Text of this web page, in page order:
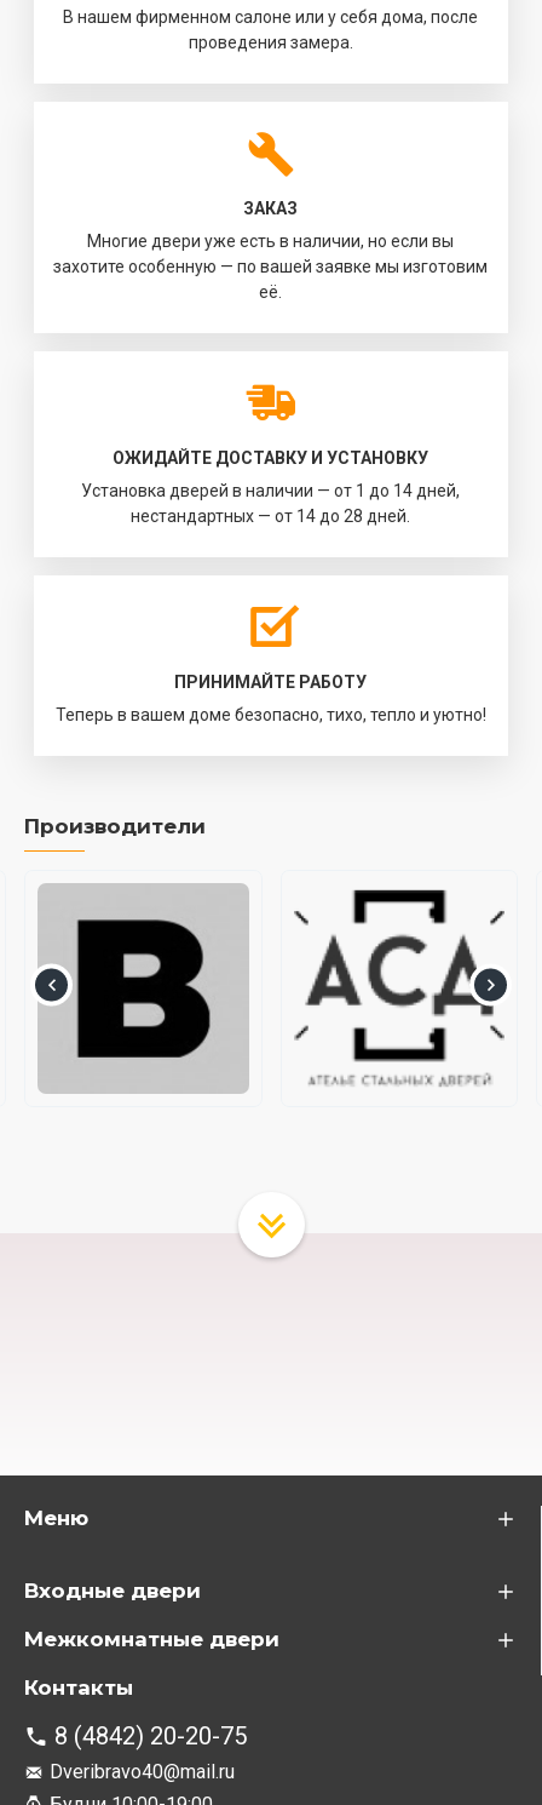
В нашем фирменном салоне или у себя дома, после
проведения замера.
ЗАКАЗ
Многие двери уже есть в наличии, но если вы
захотите особенную — по вашей заявке мы изготовим
её.
ОЖИДАЙТЕ ДОСТАВКУ И УСТАНОВКУ
Установка дверей в наличии — от 1 до 14 дней,
нестандартных — от 14 до 28 дней.
ПРИНИМАЙТЕ РАБОТУ
Теперь в вашем доме безопасно, тихо, тепло и уютно!
Производители
Меню
Входные двери
Межкомнатные двери
Контакты
8 (4842) 20-20-75
Dveribravo40@mail.ru